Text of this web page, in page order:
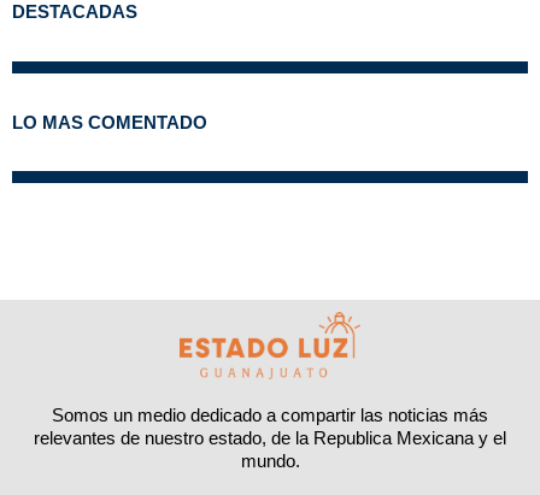
DESTACADAS
LO MAS COMENTADO
Somos un medio dedicado a compartir las noticias más
relevantes de nuestro estado, de la Republica Mexicana y el
mundo.